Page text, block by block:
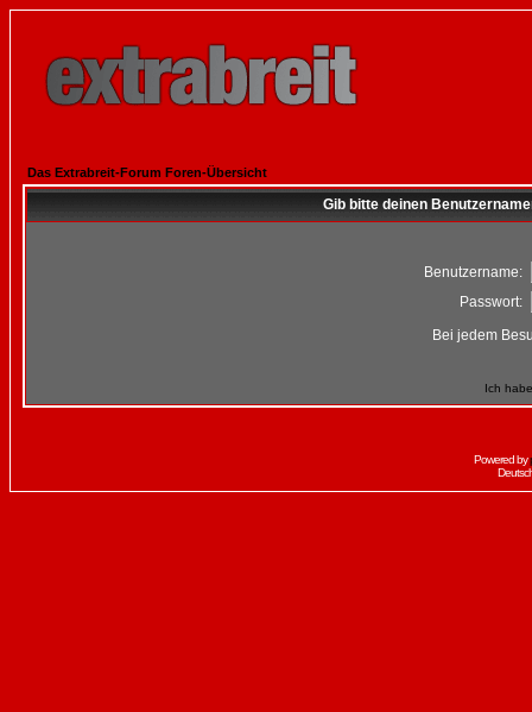
Das Extrabreit-Forum Foren-Übersicht
Gib bitte deinen
Benutzername:
Passwort:
Bei jedem
Ich
Powered by